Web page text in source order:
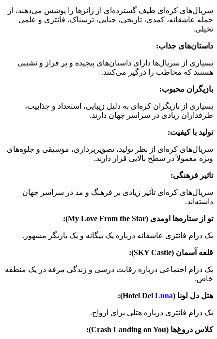
سریال‌های کره‌ای طیف گسترده‌ای از ژانرها را پوشش می‌دهند، از
جمله عاشقانه، کمدی، تاریخی، جنایی، ترسناک، فانتزی و علمی
تخیلی.
داستان‌های جذاب:
بسیاری از سریال‌ها دارای داستان‌های پیچیده و پر فراز و نشیبی
هستند که مخاطب را درگیر می‌کنند.
بازیگران محبوب:
بسیاری از بازیگران کره‌ای به دلیل زیبایی، استعداد و جذابیت،
طرفداران زیادی در سراسر جهان دارند.
تولید با کیفیت:
سریال‌های کره‌ای از نظر تولید، تصویربرداری، موسیقی و جلوه‌های
ویژه معمولاً در سطح بالایی قرار دارند.
تاثیر فرهنگی:
سریال‌های کره‌ای تأثیر زیادی بر فرهنگ و مد در سراسر جهان
داشته‌اند.
تو از ستاره‌ها اومدی (My Love From the Star):
یک درام فانتزی عاشقانه درباره یک بیگانه و یک بازیگر مشهور.
قلعه آسمان (SKY Castle):
یک درام اجتماعی درباره رقابت درسی و زندگی مرفه در یک منطقه
خاص.
هتل دل لونا (Hotel DelLuna
):
یک درام فانتزی درباره هتلی برای ارواح.
کلاس دروغ‌ها (Crash Landing on You):